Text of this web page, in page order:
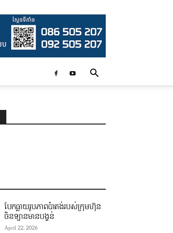
បែកធ្លាយរូបភាពប៉ាតង់របស់ក្រុមហ៊ុន
ចិនឡានមានបង្គន់
April 22, 2026